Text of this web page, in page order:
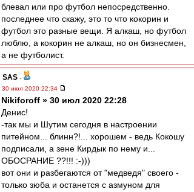
блевал или про футбол непосредственно.
последнее что скажу, это то что кокорин и
футбол это разные вещи. Я алкаш, но футбол
люблю, а кокорин не алкаш, но он бизнесмен,
а не футболист.
SAS -
30 июл 2020 22:34
Nikiforoff » 30 июл 2020 22:28
Денис!
-так мы и Шутим сегодня в настроении
питейном... блинн?!... хорошем - ведь Кокошу
подписали, а зене Кирдык по нему и...
ОБОСРАНИЕ ??!!! :-)))
вот они и разбегаются от "медведя" своего -
только зюба и останется с азмуном для